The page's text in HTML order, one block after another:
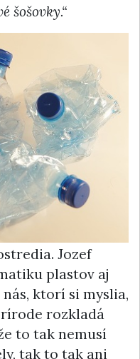
šošovky.“
Jozef
plastov aj
ktorí si myslia,
rozkladá
to tak nemusí
tak to tak ani